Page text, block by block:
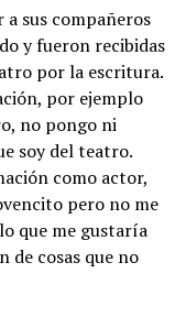
sus compañeros
y fueron recibidas
por la escritura.
por ejemplo
no pongo ni
soy del teatro.
como actor,
pero no me
que me gustaría
de cosas que no